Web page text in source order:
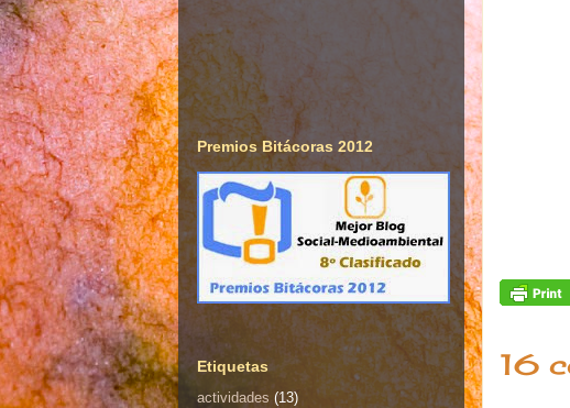
16
Premios Bitácoras 2012
Etiquetas
actividades (13)